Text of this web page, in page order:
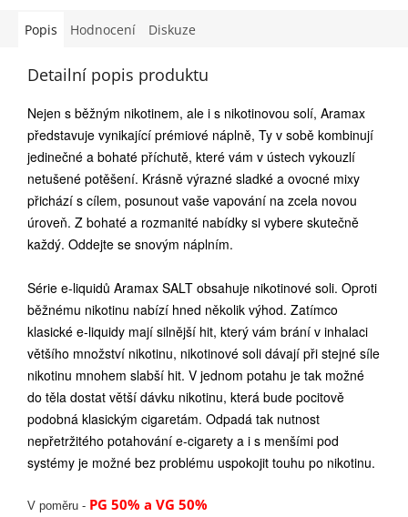
Popis Hodnocení Diskuze
Detailní popis produktu
Nejen s běžným nikotinem, ale i s nikotinovou solí, Aramax
představuje vynikající prémiové náplně, Ty v sobě kombinují
jedinečné a bohaté příchutě, které vám v ústech vykouzlí
netušené potěšení. Krásně výrazné sladké a ovocné mixy
přichází s cílem, posunout vaše vapování na zcela novou
úroveň. Z bohaté a rozmanité nabídky si vybere skutečně
každý. Oddejte se snovým náplním.
Série e-liquidů Aramax SALT obsahuje nikotinové soli. Oproti
běžnému nikotinu nabízí hned několik výhod. Zatímco
klasické e-liquidy mají silnější hit, který vám brání v inhalaci
většího množství nikotinu, nikotinové soli dávají při stejné síle
nikotinu mnohem slabší hit. V jednom potahu je tak možné
do těla dostat větší dávku nikotinu, která bude pocitově
podobná klasickým cigaretám. Odpadá tak nutnost
nepřetržitého potahování e-cigarety a i s menšími pod
systémy je možné bez problému uspokojit touhu po nikotinu.
V poměru - PG 50% a VG 50%